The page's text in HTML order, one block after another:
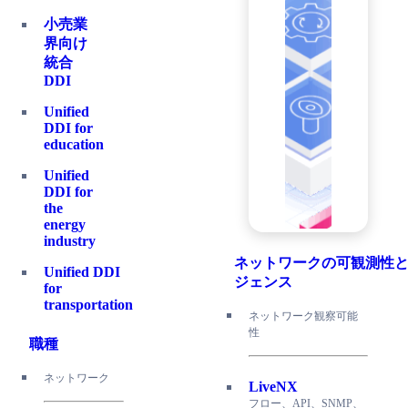
小売業
界向け
統合
DDI
Unified
DDI for
education
Unified
DDI for
the
energy
industry
Unified DDI
for
transportation
職種
ネットワーク
ネットワークの可観測性
ジェンス
ネットワーク観察可能
性
LiveNX
フロー、API、SNMP、